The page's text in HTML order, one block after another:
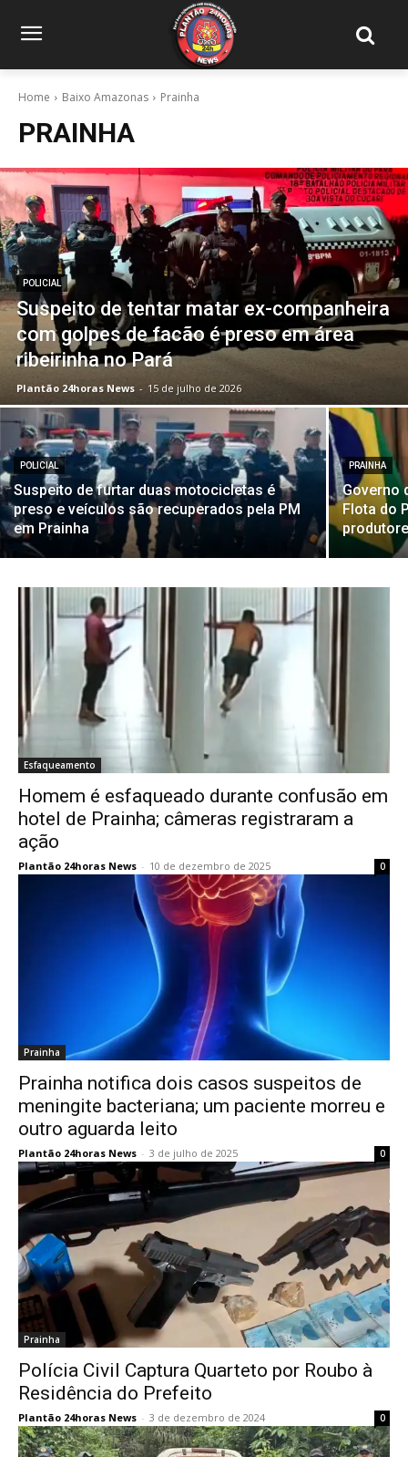
Home Baixo Amazonas Prainha
PRAINHA
POLICIAL
Suspeito de tentar matar ex-companheira
com golpes de facão é preso em área
ribeirinha no Pará
Plantão 24horas News - 15 de julho de 2026
POLICIAL
Suspeito de furtar duas motocicletas é
preso e veículos são recuperados pela PM
em Prainha
PRAINHA
Governo
Flota do
Esfaqueamento
Homem é esfaqueado durante confusão em
hotel de Prainha; câmeras registraram a
ação
Plantão 24horas News - 10 de dezembro de 2025 0
Prainha
Prainha notifica dois casos suspeitos de
meningite bacteriana; um paciente morreu e
outro aguarda leito
Plantão 24horas News - 3 de julho de 2025 0
Prainha
Polícia Civil Captura Quarteto por Roubo à
Residência do Prefeito
Plantão 24horas News - 3 de dezembro de 2024 0